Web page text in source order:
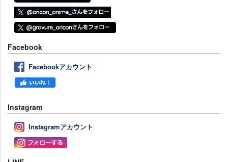
Facebook
Facebookアカウント
Instagram
Instagramアカウント